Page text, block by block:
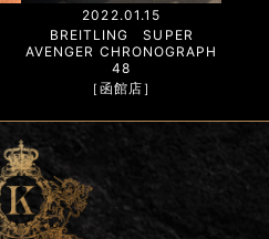
2022.01.15
BREITLING SUPER
AVENGER CHRONOGRAPH
48
［函館店］